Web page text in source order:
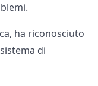
ha riconosciuto
di